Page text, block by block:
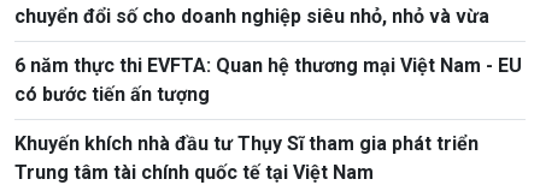
chuyển đổi số cho doanh nghiệp siêu nhỏ, nhỏ và vừa
6 năm thực thi EVFTA: Quan hệ thương mại Việt Nam - EU
có bước tiến ấn tượng
Khuyến khích nhà đầu tư Thụy Sĩ tham gia phát triển
Trung tâm tài chính quốc tế tại Việt Nam